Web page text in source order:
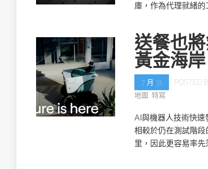
庫，作為代理就緒
送餐也
黃金海岸
7 月 31 POSTED
地圖 特寫
AI與機器人技術快速
相較於仍在測試階
里，因此更容易率先